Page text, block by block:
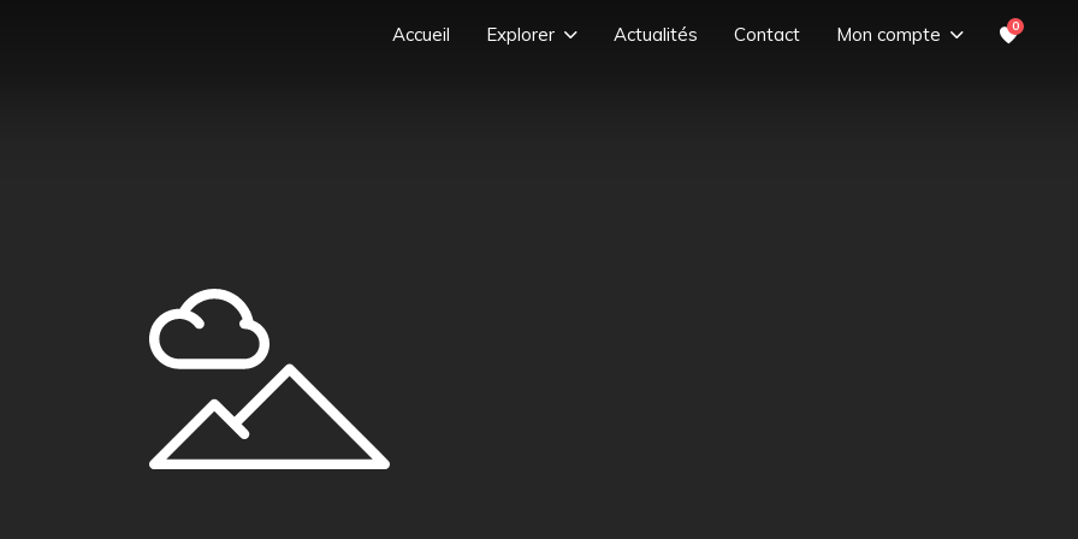
Accueil Explorer Actualités Contact Mon compte 0